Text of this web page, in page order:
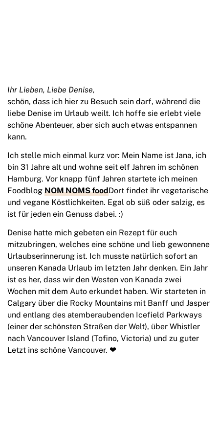
Ihr Lieben, Liebe Denise,
schön, dass ich hier zu Besuch sein darf, während die
liebe Denise im Urlaub weilt. Ich hoffe sie erlebt viele
schöne Abenteuer, aber sich auch etwas entspannen
kann.
Ich stelle mich einmal kurz vor: Mein Name ist Jana, ich
bin 31 Jahre alt und wohne seit elf Jahren im schönen
Hamburg. Vor knapp fünf Jahren startete ich meinen
Foodblog NOM NOMS foodDort findet ihr vegetarische
und vegane Köstlichkeiten. Egal ob süß oder salzig, es
ist für jeden ein Genuss dabei. :)
Denise hatte mich gebeten ein Rezept für euch
mitzubringen, welches eine schöne und lieb gewonnene
Urlaubserinnerung ist. Ich musste natürlich sofort an
unseren Kanada Urlaub im letzten Jahr denken. Ein Jahr
ist es her, dass wir den Westen von Kanada zwei
Wochen mit dem Auto erkundet haben. Wir starteten in
Calgary über die Rocky Mountains mit Banff und Jasper
und entlang des atemberaubenden Icefield Parkways
(einer der schönsten Straßen der Welt), über Whistler
nach Vancouver Island (Tofino, Victoria) und zu guter
Letzt ins schöne Vancouver. ❤